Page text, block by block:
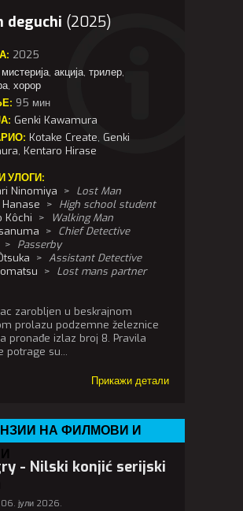
deguchi (2025)
2025
мистерија, акција, трилер,
, хорор
95 мин
Genki Kawamura
Kotake Create, Genki
, Kentaro Hirase
УЛОГИ:
Ninomiya > Lost Man
> High school student
Kôchi >
Walking Man
> Chief Detective
> Passerby
> Assistant Detective
> Lost mans partner
zarobljen u beskrajnom
prolazu podzemne železnice
pronađe izlaz broj 8. Pravila
potrage su...
Прикажи детали
НА ФИЛМОВИ И
- Nilski konjić serijski
06. јули 2026.